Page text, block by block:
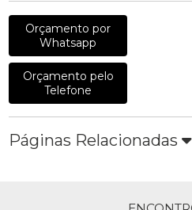
Orçamento por
Whatsapp
Orçamento pelo
Telefone
Páginas Relacionadas